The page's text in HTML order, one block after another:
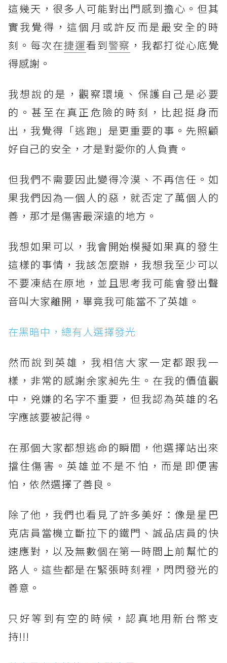
這幾天，很多人可能對出門感到擔心。但其
實我覺得，這個月或許反而是最安全的時
刻。每次在捷運看到警察 ，我都打從心底覺
得感謝。⠀⠀
我想說的是，觀察環境、保護自己是必要
的。甚至在真正危險的時刻，比起挺身而
出，我覺得「逃跑」是更重要的事。先照顧
好自己的安全，才是對愛你的人負責。⠀⠀
但我們不需要因此變得冷漠、不再信任。如
果我們因為一個人的惡，就否定了萬個人的
善，那才是傷害最深遠的地方。⠀⠀
我想如果可以，我會開始模擬如果真的發生
這樣的事情，我該怎麼辦，我想我至少可以
不要凍結在原地，並且思考我可能會發出聲
音叫大家離開，畢竟我可能當不了英雄。⠀⠀
在黑暗中，總有人選擇發光
然而說到英雄，我相信大家一定都跟我一
樣，非常的感謝余家昶先生。在我的價值觀
中，兇嫌的名字不重要，但我認為英雄的名
字應該要被記得。⠀⠀
在那個大家都想逃命的瞬間，他選擇站出來
擋住傷害。英雄並不是不怕，而是即便害
怕，依然選擇了善良。⠀⠀
除了他，我們也看見了許多美好：像是星巴
克店員當機立斷拉下的鐵門、誠品店員的快
速應對，以及無數個在第一時間上前幫忙的
路人。這些都是在緊張時刻裡，閃閃發光的
善意。⠀
只好等到有空的時候，認真地用新台幣支
持!!!⠀⠀